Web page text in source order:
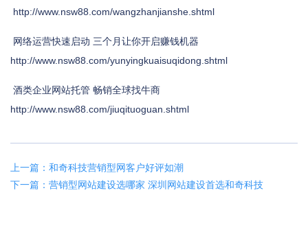
http://www.nsw88.com/wangzhanjianshe.shtml
网络运营快速启动 三个月让你开启赚钱机器
http://www.nsw88.com/yunyingkuaisuqidong.shtml
酒类企业网站托管 畅销全球找牛商
http://www.nsw88.com/jiuqituoguan.shtml
上一篇：和奇科技营销型网客户好评如潮
下一篇：营销型网站建设选哪家 深圳网站建设首选和奇科技